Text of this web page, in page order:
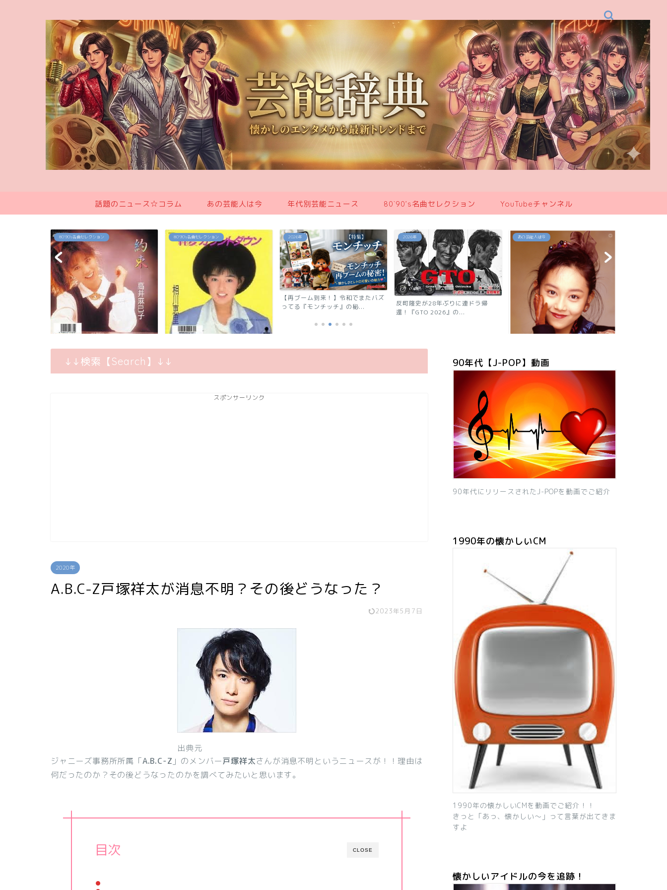
話題のニュース☆コラム あの芸能人は今 年代別芸能ニュース 80`90’s名曲セレクション YouTubeチャンネル
80`90's名曲セレクション 80`90's名曲セレクション 2026年
【再ブーム到来！】令和でまたバズ
ってる『モンチッチ』の秘...
2026年
反町隆史が28年ぶりに連ドラ帰
還！『GTO 2026』の...
あの芸能人は今
「浅香唯の現在は？旦那も子供も芸
能人！有名グループ全員が...
↓↓検索【Search】↓↓
スポンサーリンク
2020年
A.B.C-Z戸塚祥太が消息不明？その後どうなった？
2023年5月7日
出典元
ジャニーズ事務所所属「A.B.C-Z 」のメンバー戸塚祥太さんが消息不明というニュースが！！理由は
何だったのか？その後どうなったのかを調べてみたいと思います。
CLOSE
目次
90年代【J-POP】動画
90年代にリリースされたJ-POPを動画でご紹介
1990年の懐かしいCM
1990年の懐かしいCMを動画でご紹介！！
きっと「あっ、懐かしい～」って言葉が出てきま
すよ
懐かしいアイドルの今を追跡！